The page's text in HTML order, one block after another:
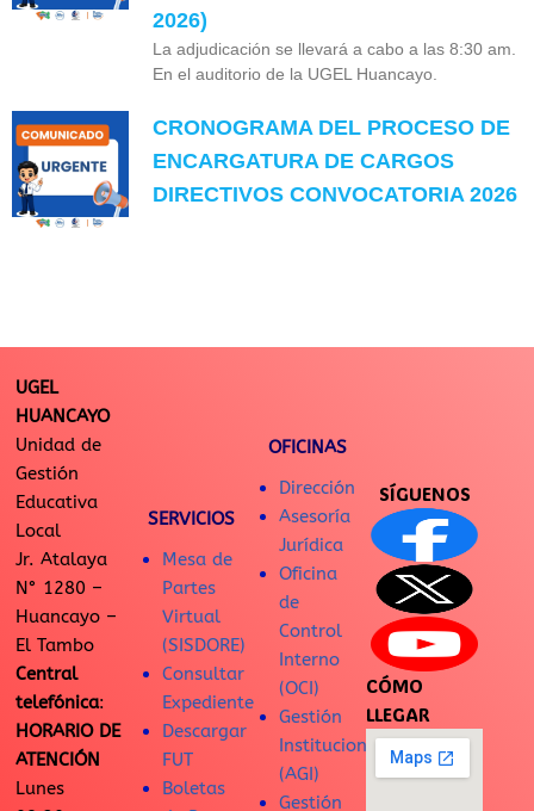
2026)
La adjudicación se llevará a cabo a las 8:30 am.
En el auditorio de la UGEL Huancayo.
CRONOGRAMA DEL PROCESO DE
ENCARGATURA DE CARGOS
DIRECTIVOS CONVOCATORIA 2026
UGEL
HUANCAYO
Unidad de
Gestión
Educativa
Local
Jr. Atalaya
N° 1280 –
Huancayo –
El Tambo
Central
telefónica:
HORARIO DE
ATENCIÓN
Lunes
SERVICIOS
Mesa de
Partes
Virtual
(SISDORE)
Consultar
Expediente
Descargar
FUT
Boletas
OFICINAS
Dirección
Asesoría
Jurídica
Oficina
de
Control
Interno
(OCI)
Gestión
Institucional
(AGI)
Gestión
SÍGUENOS
CÓMO
LLEGAR